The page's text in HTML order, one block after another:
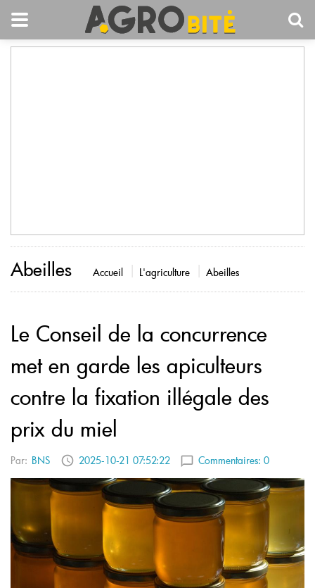
Abeilles Accueil L'agriculture Abeilles
Le Conseil de la concurrence
met en garde les apiculteurs
contre la fixation illégale des
prix du miel
Par: BNS 2025-10-21 07:52:22 Commentaires: 0